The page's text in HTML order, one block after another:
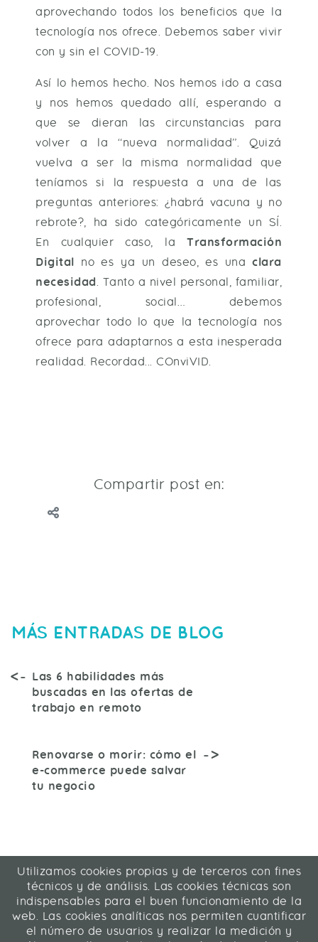
aprovechando todos los beneficios que la
tecnología nos ofrece. Debemos saber vivir
con y sin el COVID-19.
Así lo hemos hecho. Nos hemos ido a casa
y nos hemos quedado allí, esperando a
que se dieran las circunstancias para
volver a la “nueva normalidad”. Quizá
vuelva a ser la misma normalidad que
teníamos si la respuesta a una de las
preguntas anteriores: ¿habrá vacuna y no
rebrote?, ha sido categóricamente un SÍ.
En cualquier caso, laTransformación
Digital no es ya un deseo, es unaclara
necesidad. Tanto a nivel personal, familiar,
profesional, social… debemos
aprovechar todo lo que la tecnología nos
ofrece para adaptarnos a esta inesperada
realidad. Recordad... COnviVID.
MÁS ENTRADAS DE BLOG
Las 6 habilidades más
buscadas en las ofertas de
trabajo en remoto
Renovarse o morir: cómo el
e-commerce puede salvar
tu negocio
ICA Informática y Comunicaciones Avanzadas SL
C/ La Rábida 27, 28039 Madrid
91 311 04 87
Utilizamos cookies propias y de terceros con fines
técnicos y de análisis. Las cookies técnicas son
indispensables para el buen funcionamiento de la
web. Las cookies analíticas nos permiten cuantificar
el número de usuarios y realizar la medición y